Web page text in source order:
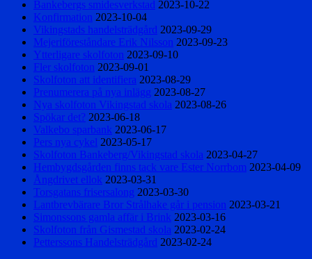
Bankebergs smidesverkstad 2023-10-22
Konfirmation 2023-10-04
Vikingstads handelsträdgård 2023-09-29
Mejeriföreståndare Erik Nilsson 2023-09-23
Ytterligare skolfoton 2023-09-10
Fler skolfoton 2023-09-01
Skolfoton att identifiera 2023-08-29
Prenumerera på nya inlägg 2023-08-27
Nya skolfoton Vikingstad skola 2023-08-26
Spökar det? 2023-06-18
Valkebo sparbank 2023-06-17
Pers nya cykel 2023-05-17
Skolfoton Bankeberg/Vikingstad skola 2023-04-27
Hembygdsgården finns tack vare Ester Norrbom 2023-04-09
Ångdrivet ellok 2023-03-31
Torsgatans frisersalong 2023-03-30
Lantbrevbärare Bror Strålhake går i pension 2023-03-21
Simonssons gamla affär i Brink 2023-03-16
Skolfoton från Gismestad skola 2023-02-24
Petterssons Handelsträdgård 2023-02-24